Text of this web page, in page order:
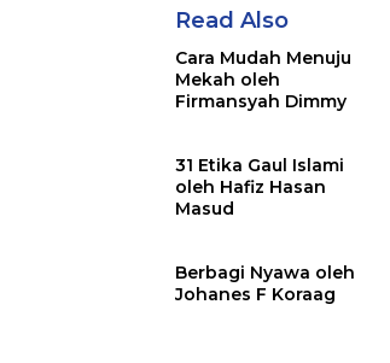
Read Also
Cara Mudah Menuju
Mekah oleh
Firmansyah Dimmy
31 Etika Gaul Islami
oleh Hafiz Hasan
Masud
Berbagi Nyawa oleh
Johanes F Koraag